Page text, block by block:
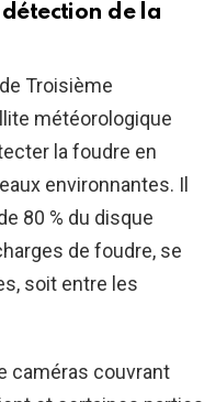
détection de la
Troisième
météorologique
la foudre en
environnantes. Il
80 % du disque
de foudre, se
soit entre les
caméras couvrant